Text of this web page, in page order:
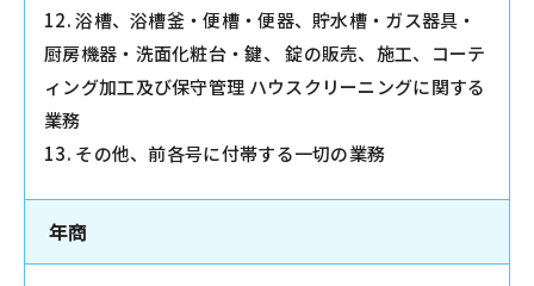
12. 浴槽、浴槽釜・便槽・便器、貯水槽・ガス器具・
厨房機器・洗面化粧台・鍵、 錠の販売、施工、コーテ
ィング加工及び保守管理 ハウスクリーニングに関する
業務
13. その他、前各号に付帯する一切の業務
年商